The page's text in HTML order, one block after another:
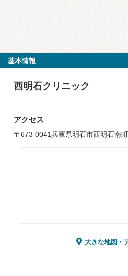
基本情報
西明石クリニック
アクセス
〒673-0041兵庫県明石市西明石南
大きな地図・